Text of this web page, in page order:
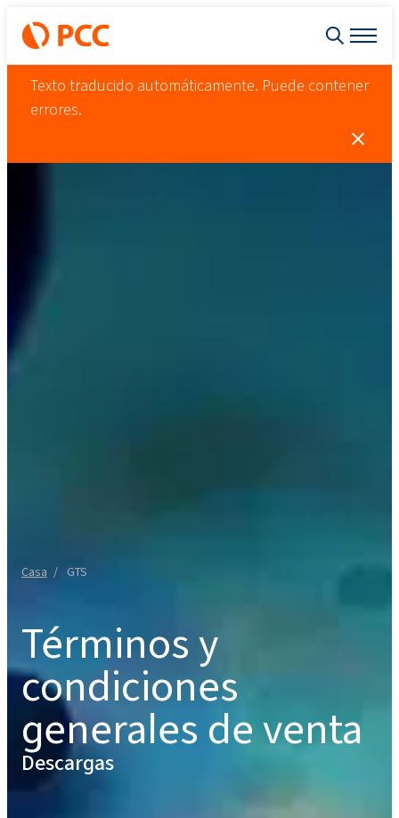
Texto traducido automáticamente. Puede contener
errores.
Casa GTS
Términos y
condiciones
generales de venta
Descargas